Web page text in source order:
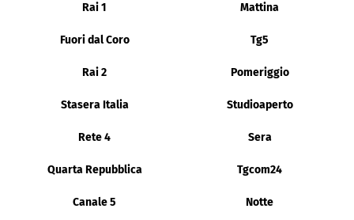
Rai 1 Mattina
Fuori dal Coro Tg5
Rai 2 Pomeriggio
Stasera Italia Studioaperto
Rete 4 Sera
Quarta Repubblica Tgcom24
Canale 5 Notte